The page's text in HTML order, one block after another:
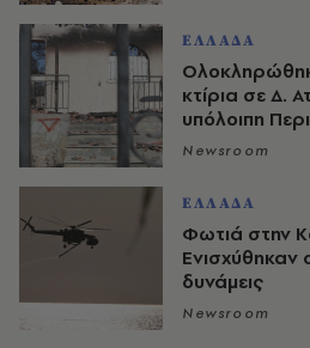
ΕΛΛΑΔΑ
κτίρια σε Δ.
υπόλοιπη
Newsroom
ΕΛΛΑΔΑ
Φωτιά στην
Ενισχύθηκαν
δυνάμεις
Newsroom